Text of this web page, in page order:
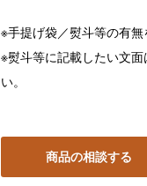
※手提げ袋／熨斗等の有無
※熨斗等に記載したい文
い。
商品の相談する